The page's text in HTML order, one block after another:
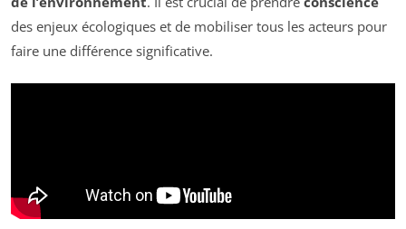
des enjeux écologiques et de mobiliser tous les acteurs pour
faire une différence significative.